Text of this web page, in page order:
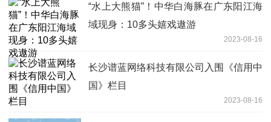
“水上大熊猫”！中华白海豚在广东阳江海
域现身：10多头嬉戏遨游
2023-08-16
长沙谱蓝网络科技有限公司入围《信用中
国》栏目
2023-08-16